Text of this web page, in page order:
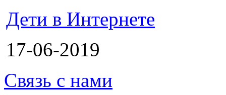
Дети в Интернете
17-06-2019
Связь с нами